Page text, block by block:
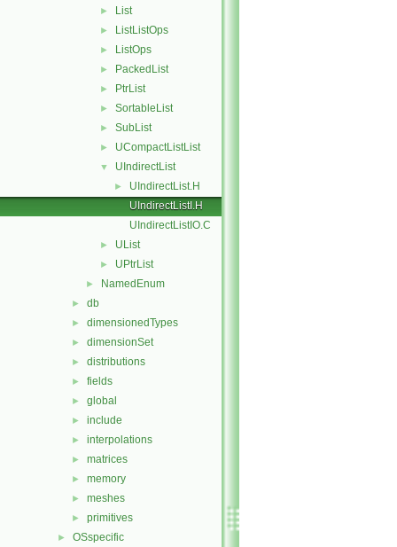
► List
► ListListOps
► ListOps
► PackedList
► PtrList
► SortableList
► SubList
► UCompactListList
▼ UIndirectList
►
UIndirectList.H
UIndirectListI.H
UIndirectListIO.C
► UList
► UPtrList
► NamedEnum
► db
► dimensionedTypes
► dimensionSet
► distributions
► fields
► global
► include
► interpolations
► matrices
► memory
► meshes
► primitives
► OSspecific